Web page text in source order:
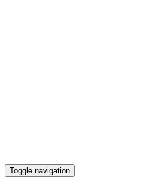
Toggle navigation